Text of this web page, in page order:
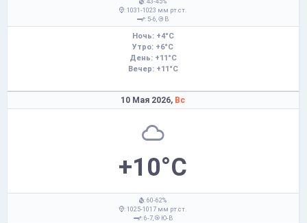
: 1031-1023 мм рт.ст.
: 5-6,
В
Ночь: +4°C
Утро: +6°C
День: +11°C
Вечер: +11°C
10 Мая 2026, Вс
+10°C
: 60-62%
: 1025-1017 мм рт.ст.
: 6-7,
Ю-В